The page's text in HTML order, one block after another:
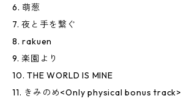
6. 萌葱
7. 夜と手を繋ぐ
8. rakuen
9. 楽園より
10. THE WORLD IS MINE
11. きみのめ<Only physical bonus track>